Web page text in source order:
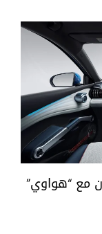
مع “هواوي”